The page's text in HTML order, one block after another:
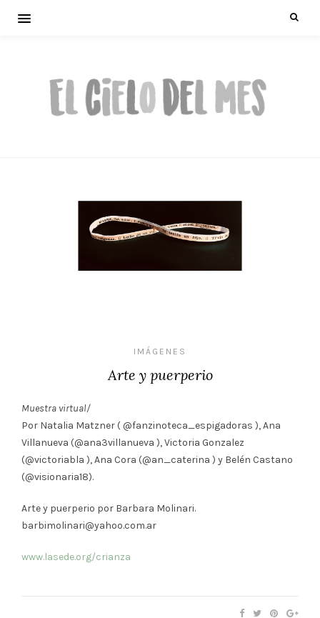
IMÁGENES
Arte y puerperio
Muestra virtual/
Por Natalia Matzner ( @fanzinoteca_espigadoras ), Ana
Villanueva (@ana3villanueva ), Victoria Gonzalez
(@victoriabla ), Ana Cora (@an_caterina ) y Belén Castano
(@visionaria18).
Arte y puerperio por Barbara Molinari.
barbimolinari@yahoo.com.ar
www.lasede.org/crianza